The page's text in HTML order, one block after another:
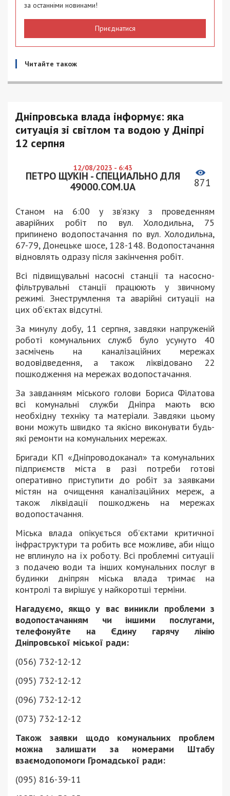
за останніми новинами!
Приєднатися
Читайте також
Дніпровська влада інформує: яка
ситуація зі світлом та водою у Дніпрі
12 серпня
12/08/2023 - 6:43
ПЕТРО ЩУКІН - СПЕЦИАЛЬНО ДЛЯ
49000.COM.UA
871
Станом на 6:00 у звʼязку з проведенням
аварійних робіт по вул. Холодильна, 75
припинено водопостачання по вул. Холодильна,
67-79, Донецьке шосе, 128-148. Водопостачання
відновлять одразу після закінчення робіт.
Всі підвищувальні насосні станції та насосно-
фільтрувальні станції працюють у звичному
режимі. Знеструмлення та аварійні ситуації на
цих об’єктах відсутні.
За минулу добу, 11 серпня, завдяки напруженій
роботі комунальних служб було усунуто 40
засмічень на каналізаційних мережах
водовідведення, а також ліквідовано 22
пошкодження на мережах водопостачання.
За завданням міського голови Бориса Філатова
всі комунальні служби Дніпра мають всю
необхідну техніку та матеріали. Завдяки цьому
вони можуть швидко та якісно виконувати будь-
які ремонти на комунальних мережах.
Бригади КП «Дніпроводоканал» та комунальних
підприємств міста в разі потреби готові
оперативно приступити до робіт за заявками
містян на очищення каналізаційних мереж, а
також ліквідації пошкоджень на мережах
водопостачання.
Міська влада опікується об’єктами критичної
інфраструктури та робить все можливе, аби ніщо
не вплинуло на їх роботу. Всі проблемні ситуації
з подачею води та інших комунальних послуг в
будинки дніпрян міська влада тримає на
контролі та вирішує у найкоротші терміни.
Нагадуємо, якщо у вас виникли проблеми з
водопостачанням чи іншими послугами,
телефонуйте на Єдину гарячу лінію
Дніпровської міської ради:
(056) 732-12-12
(095) 732-12-12
(096) 732-12-12
(073) 732-12-12
Також заявки щодо комунальних проблем
можна залишати за номерами Штабу
взаємодопомоги Громадської ради:
(095) 816-39-11